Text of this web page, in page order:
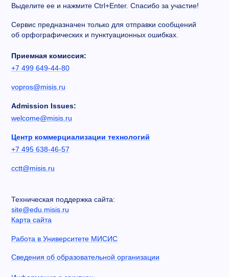
Выделите ее и нажмите Ctrl+Enter. Спасибо за участие!
Сервис предназначен только для отправки сообщений
об орфографических и пунктуационных ошибках.
Приемная комиссия:
+7 499 649-44-80
vopros@misis.ru
Admission Issues:
welcome@misis.ru
Центр коммерциализации технологий
+7 495 638-46-57
cctt@misis.ru
Техническая поддержка сайта:
site@edu.misis.ru
Карта сайта
Работа в Университете МИСИС
Сведения об образовательной организации